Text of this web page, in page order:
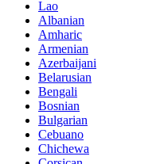
Lao
Albanian
Amharic
Armenian
Azerbaijani
Belarusian
Bengali
Bosnian
Bulgarian
Cebuano
Chichewa